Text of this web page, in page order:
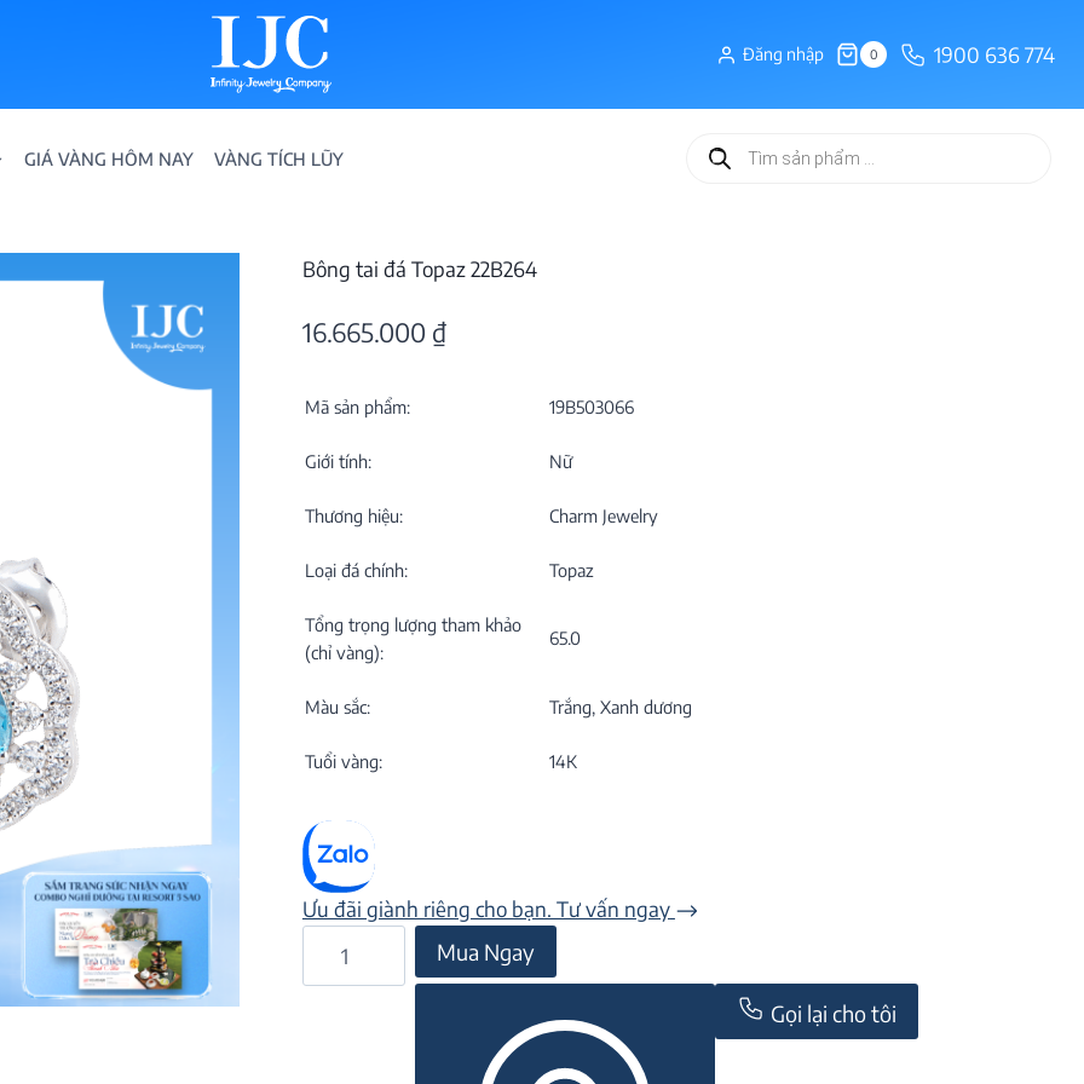
Đăng nhập 0 1900 636 774
GIÁ VÀNG HÔM NAY VÀNG TÍCH LŨY
Tìm
kiếm
Bông tai đá Topaz 22B264
16.665.000 ₫
Mã sản phẩm: 19B503066
Giới tính: Nữ
Thương hiệu: Charm Jewelry
Loại đá chính: Topaz
Tổng trọng lượng tham khảo
(chỉ vàng):
65.0
Màu sắc: Trắng, Xanh dương
Tuổi vàng: 14K
Ưu đãi giành riêng cho bạn. Tư vấn ngay
Mua Ngay
Gọi lại cho tôi